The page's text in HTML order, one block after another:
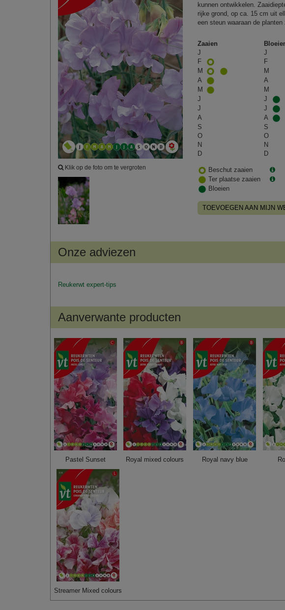
Klik op de foto om te vergroten
kunnen ontwikkelen.
rijke grond, op ca. 15 cm uit
een steun waaraan de
Zaaien
J
J
F
F
M
M
A
A
M
M
J
J
J
J
A
A
S
S
O
O
N
N
D
D
Beschut zaaien
Ter plaatse zaaien
Bloeien
TOEVOEGEN AAN MIJN
Onze adviezen
Reukerwt expert-tips
Aanverwante producten
Pastel Sunset Royal mixed colours Royal navy blue
Streamer Mixed colours